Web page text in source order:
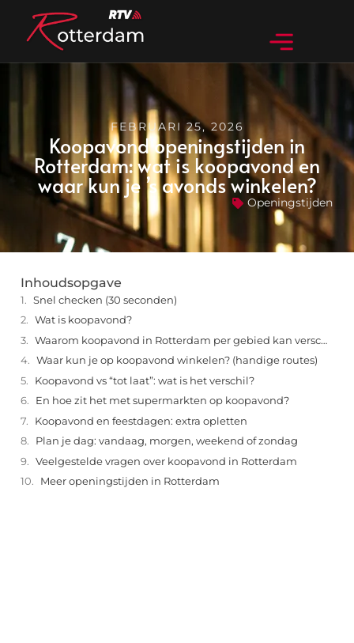
FEBRUARI 25, 2026
Koopavond openingstijden in
Rotterdam: wat is koopavond en
waar kun je ’s avonds winkelen?
Openingstijden
Inhoudsopgave
Snel checken (30 seconden)
Wat is koopavond?
Waarom koopavond in Rotterdam per gebied kan verschillen
Waar kun je op koopavond winkelen? (handige routes)
Koopavond vs “tot laat”: wat is het verschil?
En hoe zit het met supermarkten op koopavond?
Koopavond en feestdagen: extra opletten
Plan je dag: vandaag, morgen, weekend of zondag
Veelgestelde vragen over koopavond in Rotterdam
Meer openingstijden in Rotterdam